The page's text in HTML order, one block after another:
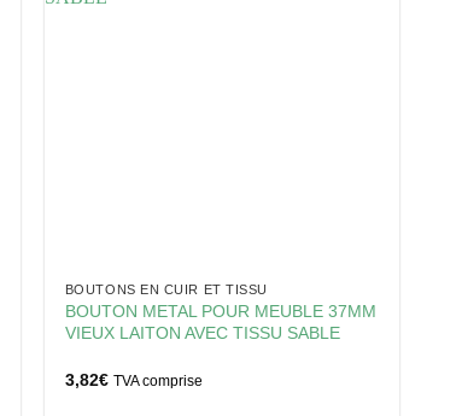
BOUTONS EN CUIR ET TISSU
BOUTON METAL POUR MEUBLE 37MM
VIEUX LAITON AVEC TISSU SABLE
3,82€ TVA comprise